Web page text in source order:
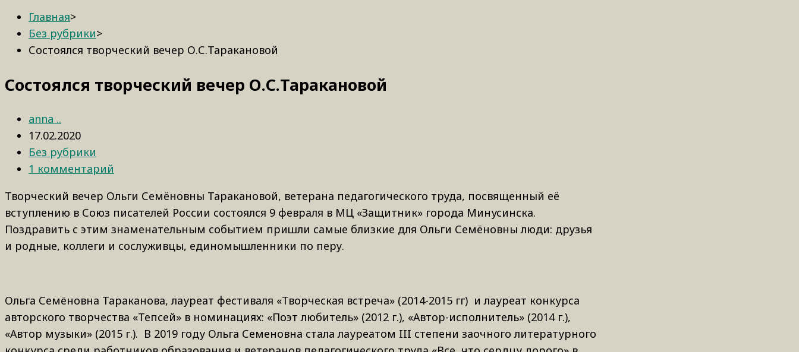
Главная>
Без рубрики>
Состоялся творческий вечер О.С.Таракановой
Состоялся творческий вечер О.С.Таракановой
anna ..
17.02.2020
Без рубрики
1 комментарий
Творческий вечер Ольги Семёновны Таракановой, ветерана педагогического труда, посвященный её
вступлению в Союз писателей России состоялся 9 февраля в МЦ «Защитник» города Минусинска.
Поздравить с этим знаменательным событием пришли самые близкие для Ольги Семёновны люди: друзья
и родные, коллеги и сослуживцы, единомышленники по перу.
Ольга Семёновна Тараканова, лауреат фестиваля «Творческая встреча» (2014-2015 гг) и лауреат конкурса
авторского творчества «Тепсей» в номинациях: «Поэт любитель» (2012 г.), «Автор-исполнитель» (2014 г.),
«Автор музыки» (2015 г.). В 2019 году Ольга Семеновна стала лауреатом III степени заочного литературного